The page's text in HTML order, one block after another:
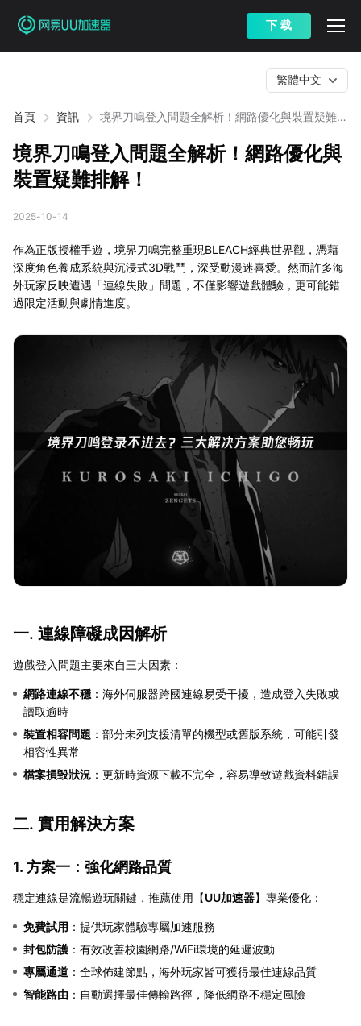
下 载
首頁 資訊
境界刀鳴登入問題全解析！網路優化與裝置疑難排
繁體中文
境界刀鳴登入問題全解析！網路優化與
裝置疑難排解！
2025-10-14
作為正版授權手遊，境界刀鳴完整重現BLEACH經典世界觀，憑藉
深度角色養成系統與沉浸式3D戰鬥，深受動漫迷喜愛。然而許多海
外玩家反映遭遇「連線失敗」問題，不僅影響遊戲體驗，更可能錯
過限定活動與劇情進度。
一. 連線障礙成因解析
遊戲登入問題主要來自三大因素：
網路連線不穩 ：海外伺服器跨國連線易受干擾，造成登入失敗或
讀取逾時
裝置相容問題 ：部分未列支援清單的機型或舊版系統，可能引發
相容性異常
檔案損毀狀況 ：更新時資源下載不完全，容易導致遊戲資料錯誤
二. 實用解決方案
1. 方案一：強化網路品質
穩定連線是流暢遊玩關鍵，推薦使用【UU加速器】專業優化：
免費試用 ：提供玩家體驗專屬加速服務
封包防護 ：有效改善校園網路/WiFi環境的延遲波動
專屬通道 ：全球佈建節點，海外玩家皆可獲得最佳連線品質
智能路由 ：自動選擇最佳傳輸路徑，降低網路不穩定風險